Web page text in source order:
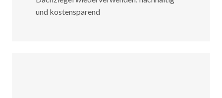
und kostensparend